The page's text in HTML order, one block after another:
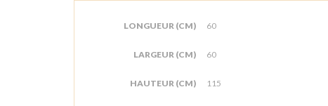
LONGUEUR (CM) 60
LARGEUR (CM) 60
HAUTEUR (CM) 115